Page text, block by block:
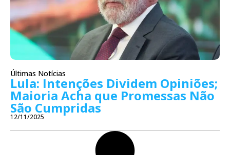
Últimas Notícias
Lula: Intenções Dividem Opiniões;
Maioria Acha que Promessas Não
São Cumpridas
12/11/2025